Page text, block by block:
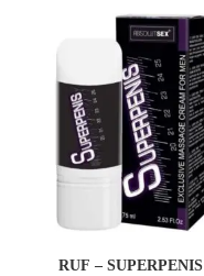
RUF – SUPERPENIS